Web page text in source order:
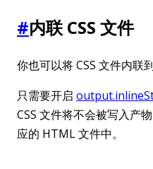
#内联 CSS 文件
你也可以将 CSS 文件内联
只需要开启
CSS 文件将不会被写入产
应的 HTML 文件中。